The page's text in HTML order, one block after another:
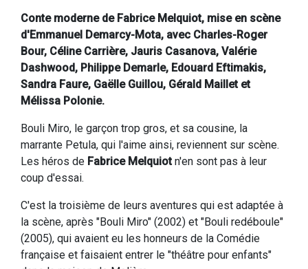
Conte moderne de Fabrice Melquiot, mise en scène
d'Emmanuel Demarcy-Mota, avec Charles-Roger
Bour, Céline Carrière, Jauris Casanova, Valérie
Dashwood, Philippe Demarle, Edouard Eftimakis,
Sandra Faure, Gaëlle Guillou, Gérald Maillet et
Mélissa Polonie.
Bouli Miro, le garçon trop gros, et sa cousine, la
marrante Petula, qui l'aime ainsi, reviennent sur scène.
Les héros de Fabrice Melquiotn'en sont pas à leur
coup d'essai.
C'est la troisième de leurs aventures qui est adaptée à
la scène, après "Bouli Miro" (2002) et "Bouli redéboule"
(2005), qui avaient eu les honneurs de la Comédie
française et faisaient entrer le "théâtre pour enfants"